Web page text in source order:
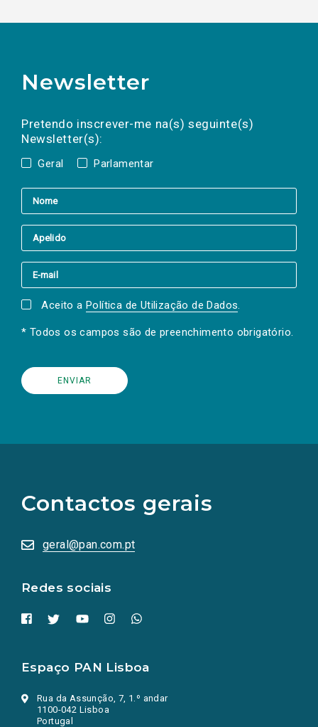
Newsletter
Pretendo inscrever-me na(s) seguinte(s)
Newsletter(s):
Geral Parlamentar
a(s) newsletter(s).
mail
Aceito a Política de Utilização de Dados.
* Todos os campos são de preenchimento obrigatório.
Contactos gerais
geral@pan.com.pt
Redes sociais
redes
sociais
numa
nova
Espaço PAN Lisboa
Rua da Assunção, 7, 1.º andar
1100-042 Lisboa
Portugal